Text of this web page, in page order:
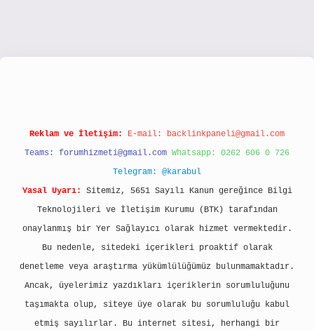
Reklam ve İletişim: E-mail: backlinkpaneli@gmail.com
Teams: forumhizmeti@gmail.com Whatsapp: 0262 606 0 726
Telegram: @karabul
Yasal Uyarı:
Sitemiz, 5651 Sayılı Kanun gereğince Bilgi
Teknolojileri ve İletişim Kurumu (BTK) tarafından
onaylanmış bir Yer Sağlayıcı olarak hizmet vermektedir.
Bu nedenle, sitedeki içerikleri proaktif olarak
denetleme veya araştırma yükümlülüğümüz bulunmamaktadır.
Ancak, üyelerimiz yazdıkları içeriklerin sorumluluğunu
taşımakta olup, siteye üye olarak bu sorumluluğu kabul
etmiş sayılırlar. Bu internet sitesi, herhangi bir